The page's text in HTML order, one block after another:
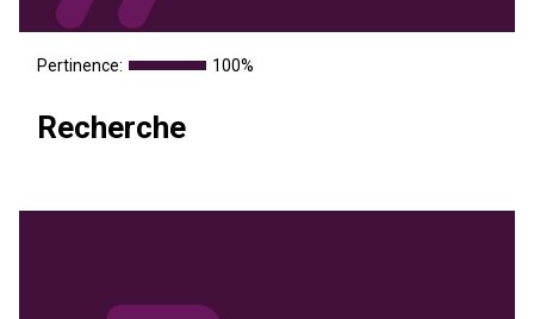
Recherche
Pertinence: 100%